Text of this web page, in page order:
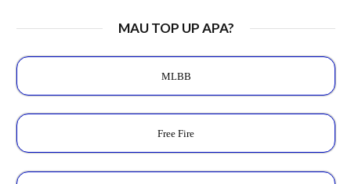
MAU TOP UP APA?
MLBB
Free Fire